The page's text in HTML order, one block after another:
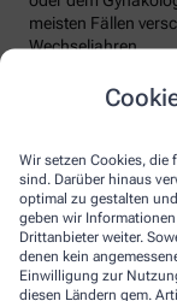
Wir setzen Cookies, die
sind. Darüber hinaus
optimal zu gestalten
geben wir
Drittanbieter weiter.
denen kein
Einwilligung zur
diesen Ländern gem.
meisten Fällen
Wechseljahren.
Voraussetzung für
immer, dass die
nehmen und
einreden lassen,